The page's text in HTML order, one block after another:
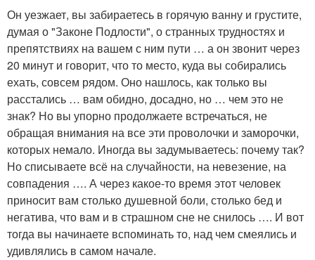
Он уезжает, вы забираетесь в горячую ванну и грустите,
думая о "Законе Подлости", о странных трудностях и
препятствиях на вашем с ним пути … а он звонит через
20 минут и говорит, что то место, куда вы собирались
ехать, совсем рядом. Оно нашлось, как только вы
расстались … вам обидно, досадно, но … чем это не
знак? Но вы упорно продолжаете встречаться, не
обращая внимания на все эти проволочки и заморочки,
которых немало. Иногда вы задумываетесь: почему так?
Но списываете всё на случайности, на невезение, на
совпадения …. А через какое-то время этот человек
приносит вам столько душевной боли, столько бед и
негатива, что вам и в страшном сне не снилось …. И вот
тогда вы начинаете вспоминать то, над чем смеялись и
удивлялись в самом начале.